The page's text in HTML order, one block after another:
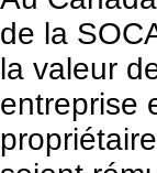
de la
la valeur
entreprise